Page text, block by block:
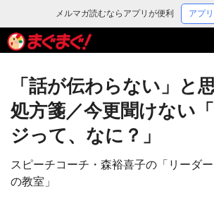
メルマガ読むならアプリが便利 アプ
「話が伝わらない」と
処方箋／今更聞けない
ジって、なに？」
スピーチコーチ・森裕喜子の「リーダ
の教室」